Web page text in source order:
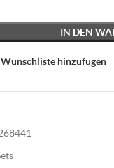
IN DEN
hinzufügen